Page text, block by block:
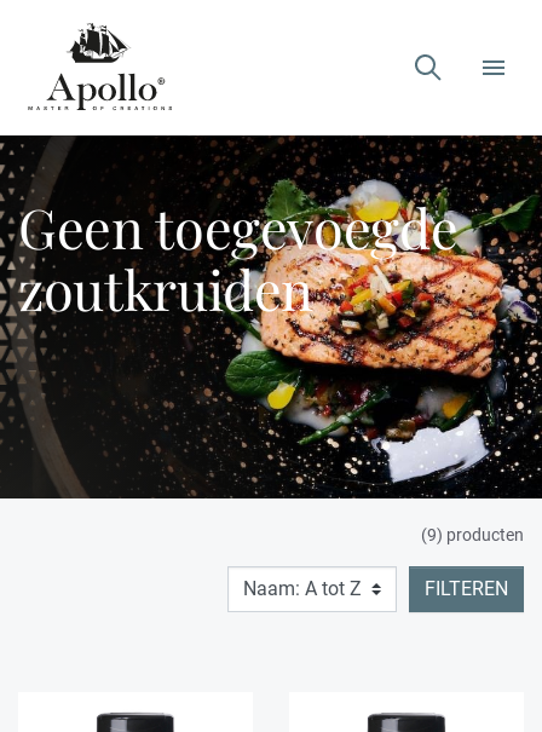

Geen toegevoegde
zoutkruiden
(9) producten
FILTEREN